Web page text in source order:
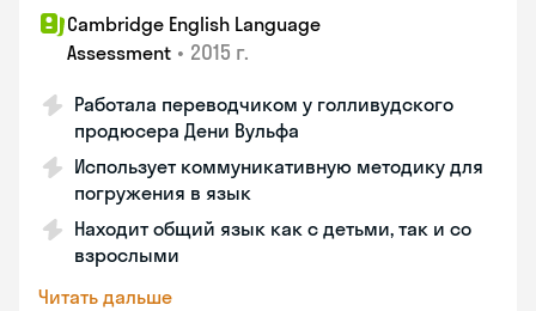
Cambridge English Language
Assessment • 2015 г.
Работала переводчиком у голливудского
продюсера Дени Вульфа
Использует коммуникативную методику для
погружения в язык
Находит общий язык как с детьми, так и со
взрослыми
Читать дальше